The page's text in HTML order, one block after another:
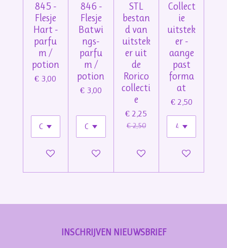
845 -
Flesje
Hart -
parfu
m /
potion
€ 3,00
In winkelwagen
846 -
Flesje
Batwi
ngs-
parfu
m /
potion
€ 3,00
In winkelwagen
STL
bestan
d van
uitstek
er uit
de
Rorico
collecti
e
€ 2,25
€ 2,50
Bekijk details
Collect
ie
uitstek
er -
aange
past
forma
at
€ 2,50
Bekijk details
INSCHRIJVEN NIEUWSBRIEF